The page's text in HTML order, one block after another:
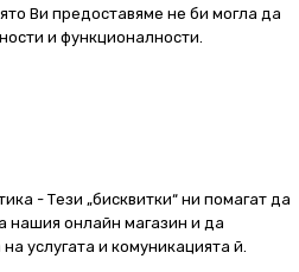
Ви предоставяме не би могла да
и функционалности.
- Тези „бисквитки“ ни помагат да
нашия онлайн магазин и да
услугата и комуникацията й.